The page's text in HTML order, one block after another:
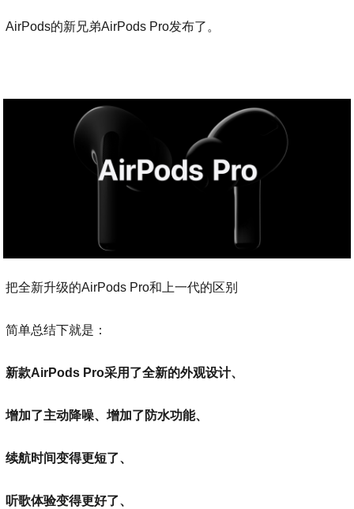
AirPods的新兄弟AirPods Pro发布了。
把全新升级的AirPods Pro和上一代的区别
简单总结下就是：
新款AirPods Pro采用了全新的外观设计、
增加了主动降噪、增加了防水功能、
续航时间变得更短了、
听歌体验变得更好了、